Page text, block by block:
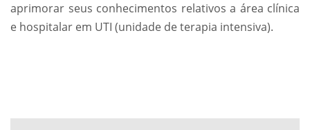
aprimorar seus conhecimentos relativos a área clínica
e hospitalar em UTI (unidade de terapia intensiva).